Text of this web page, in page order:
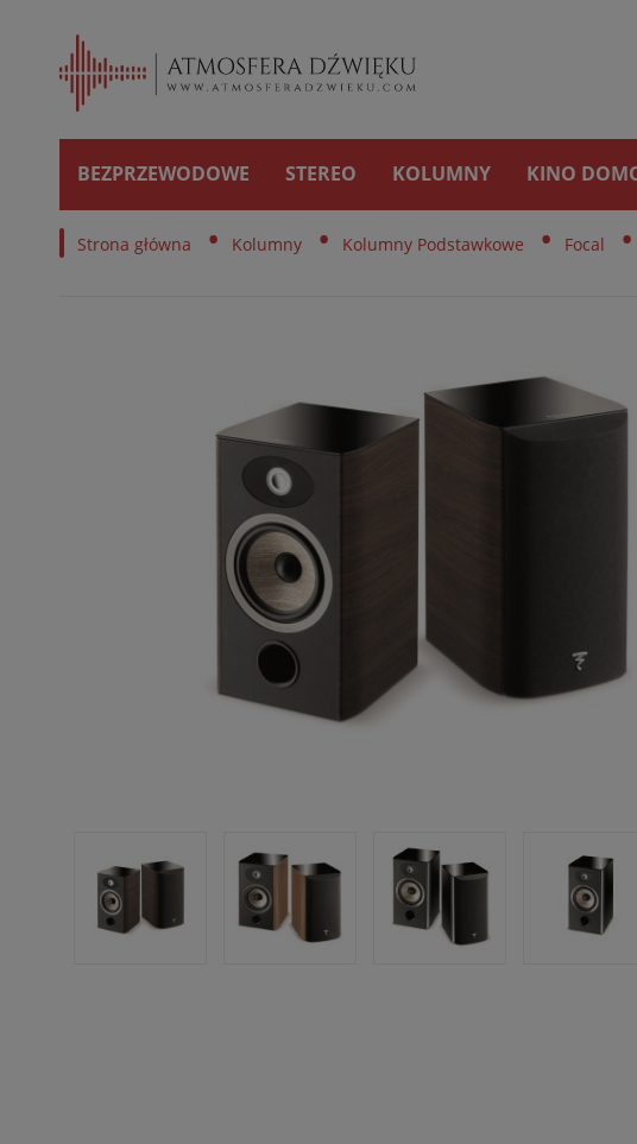
BEZPRZEWODOWE STEREO KOLUMNY KINO
Strona główna • Kolumny • Kolumny Podstawkowe • Focal •